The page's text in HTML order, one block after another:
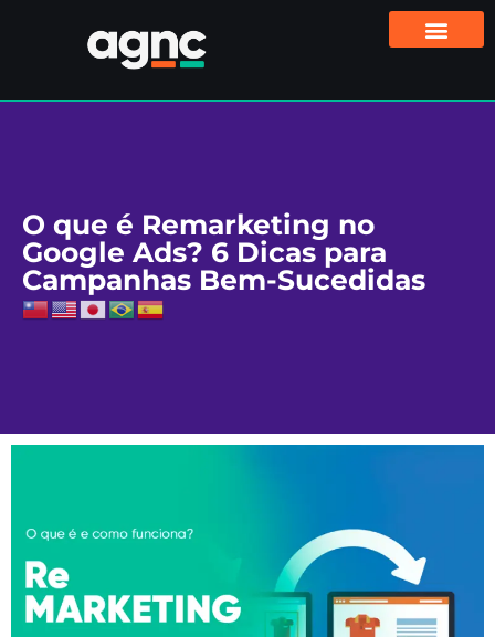
O que é Remarketing no
Google Ads? 6 Dicas para
Campanhas Bem-Sucedidas